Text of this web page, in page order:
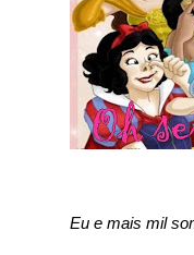
Eu e mais mil